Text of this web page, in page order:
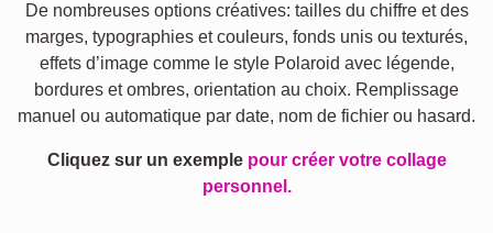
De nombreuses options créatives: tailles du chiffre et des
marges, typographies et couleurs, fonds unis ou texturés,
effets d’image comme le style Polaroid avec légende,
bordures et ombres, orientation au choix. Remplissage
manuel ou automatique par date, nom de fichier ou hasard.
Cliquez sur un exemple pour créer votre collage
personnel.